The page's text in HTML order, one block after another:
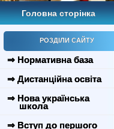
Головна сторінка
РОЗДІЛИ САЙТУ
⇒ Нормативна база
⇒ Дистанційна освіта
⇒ Нова українська
школа
⇒ Вступ до першого